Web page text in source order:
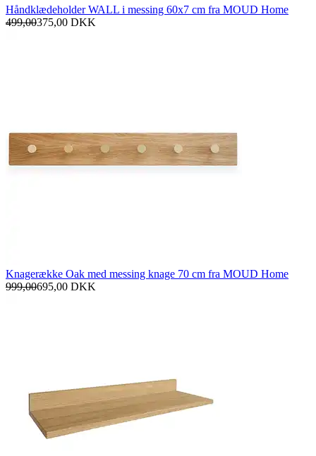
Håndklædeholder WALL i messing 60x7 cm fra MOUD Home
499,00375,00 DKK
Knagerække Oak med messing knage 70 cm fra MOUD Home
999,00695,00 DKK